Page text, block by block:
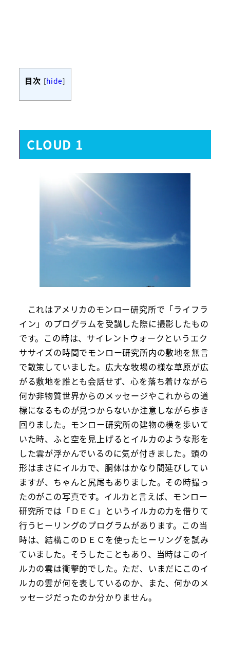
目次 [hide]
CLOUD 1
これはアメリカのモンロー研究所で「ライフラ
イン」のプログラムを受講した際に撮影したもの
です。この時は、サイレントウォークというエク
ササイズの時間でモンロー研究所内の敷地を無言
で散策していました。広大な牧場の様な草原が広
がる敷地を誰とも会話せず、心を落ち着けながら
何か非物質世界からのメッセージやこれからの道
標になるものが見つからないか注意しながら歩き
回りました。モンロー研究所の建物の横を歩いて
いた時、ふと空を見上げるとイルカのような形を
した雲が浮かんでいるのに気が付きました。頭の
形はまさにイルカで、胴体はかなり間延びしてい
ますが、ちゃんと尻尾もありました。その時撮っ
たのがこの写真です。イルカと言えば、モンロー
研究所では「ＤＥＣ」というイルカの力を借りて
行うヒーリングのプログラムがあります。この当
時は、結構このＤＥＣを使ったヒーリングを試み
ていました。そうしたこともあり、当時はこのイ
ルカの雲は衝撃的でした。ただ、いまだにこのイ
ルカの雲が何を表しているのか、また、何かのメ
ッセージだったのか分かりません。